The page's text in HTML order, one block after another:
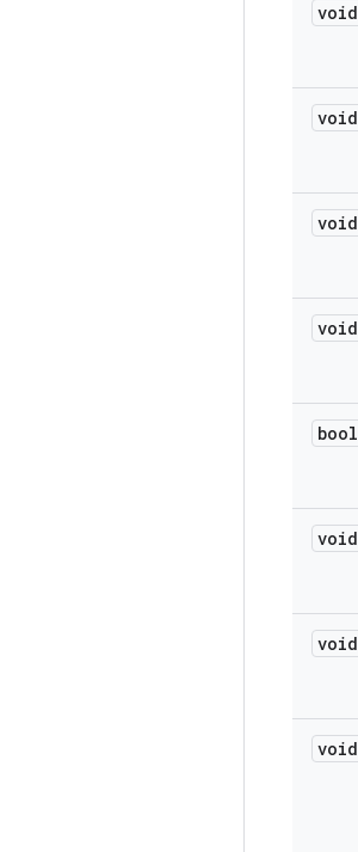
void
void
void
void
void
void
void